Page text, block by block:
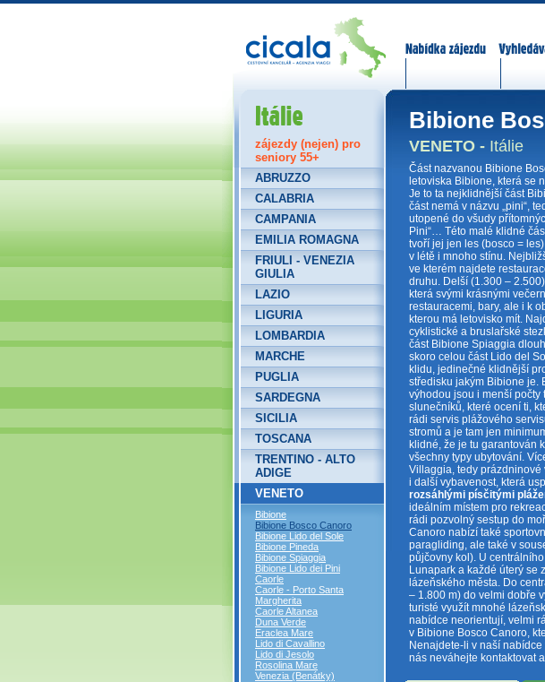
Bibione
VENETO - Itálie
Část nazvanou Bibione
letoviska Bibione, která se
Je to ta nejklidnější část
část nemá v názvu „pini“,
utopené do všudy
Pini“… Této malé klidné
tvoří jej jen les (bosco =
v létě i mnoho stínu.
ve kterém najdete
druhu. Delší (1.300 –
která svými krásnými
restauracemi, bary, ale i k
kterou má letovisko mít.
cyklistické a bruslařské
část Bibione Spiaggia
skoro celou část Lido del
klidu, jedinečné klidnější
středisku jakým Bibione je.
výhodou jsou i menší počty
slunečníků, které ocení ti,
rádi servis plážového
stromů a je tam jen
klidné, že je tu garantován
všechny typy ubytování.
Villaggia, tedy prázdninové
i další vybavenost, která
rozsáhlými písčitými
ideálním místem pro
rádi pozvolný sestup do
Canoro nabízí také
paragliding, ale také v
půjčovny kol). U
Lunapark a každé úterý se
lázeňského města. Do
– 1.800 m) do velmi dobře
turisté využít mnohé
nabídce neorientují, velmi
v Bibione Bosco Canoro,
Nenajdete-li v naší
nás neváhejte kontaktovat
Itálie
zájezdy (nejen) pro
seniory 55+
ABRUZZO
CALABRIA
CAMPANIA
EMILIA ROMAGNA
FRIULI - VENEZIA
GIULIA
LAZIO
LIGURIA
LOMBARDIA
MARCHE
PUGLIA
SARDEGNA
SICILIA
TOSCANA
TRENTINO - ALTO
ADIGE
VENETO
Bibione
Bibione Bosco Canoro
Bibione Lido del Sole
Bibione Pineda
Bibione Spiaggia
Bibione Lido dei Pini
Caorle
Caorle - Porto Santa
Margherita
Caorle Altanea
Duna Verde
Eraclea Mare
Lido di Cavallino
Lido di Jesolo
Rosolina Mare
Venezia (Benátky)